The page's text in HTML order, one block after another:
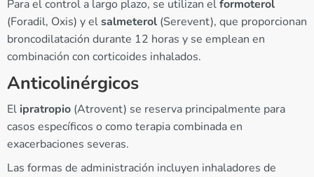
Para el control a largo plazo, se utilizan elformoterol
(Foradil, Oxis) y elsalmeterol (Serevent), que proporcionan
broncodilatación durante 12 horas y se emplean en
combinación con corticoides inhalados.
Anticolinérgicos
El ipratropio (Atrovent) se reserva principalmente para
casos específicos o como terapia combinada en
exacerbaciones severas.
Las formas de administración incluyen inhaladores de